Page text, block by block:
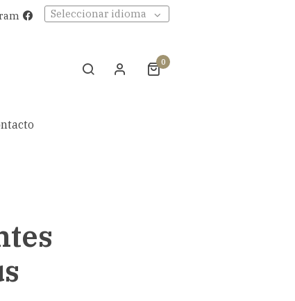
Seleccionar idioma
0